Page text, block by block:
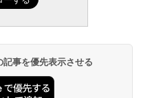
事を優先表示させる